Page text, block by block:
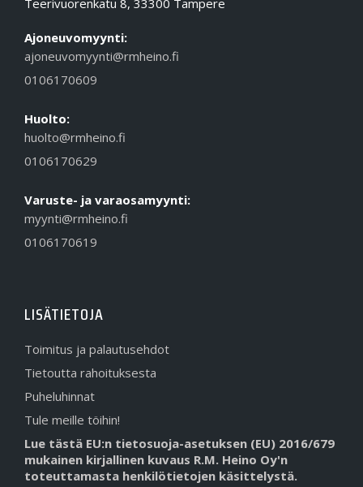
Ajoneuvomyynti:
ajoneuvomyynti@rmheino.fi
0106170609
Huolto:
huolto@rmheino.fi
0106170629
Varuste- ja varaosamyynti:
myynti@rmheino.fi
0106170619
LISÄTIETOJA
Toimitus ja palautusehdot
Tietoutta rahoituksesta
Puheluhinnat
Tule meille töihin!
Lue tästä EU:n tietosuoja-asetuksen (EU) 2016/679
mukainen kirjallinen kuvaus R.M. Heino Oy'n
toteuttamasta henkilötietojen käsittelystä.